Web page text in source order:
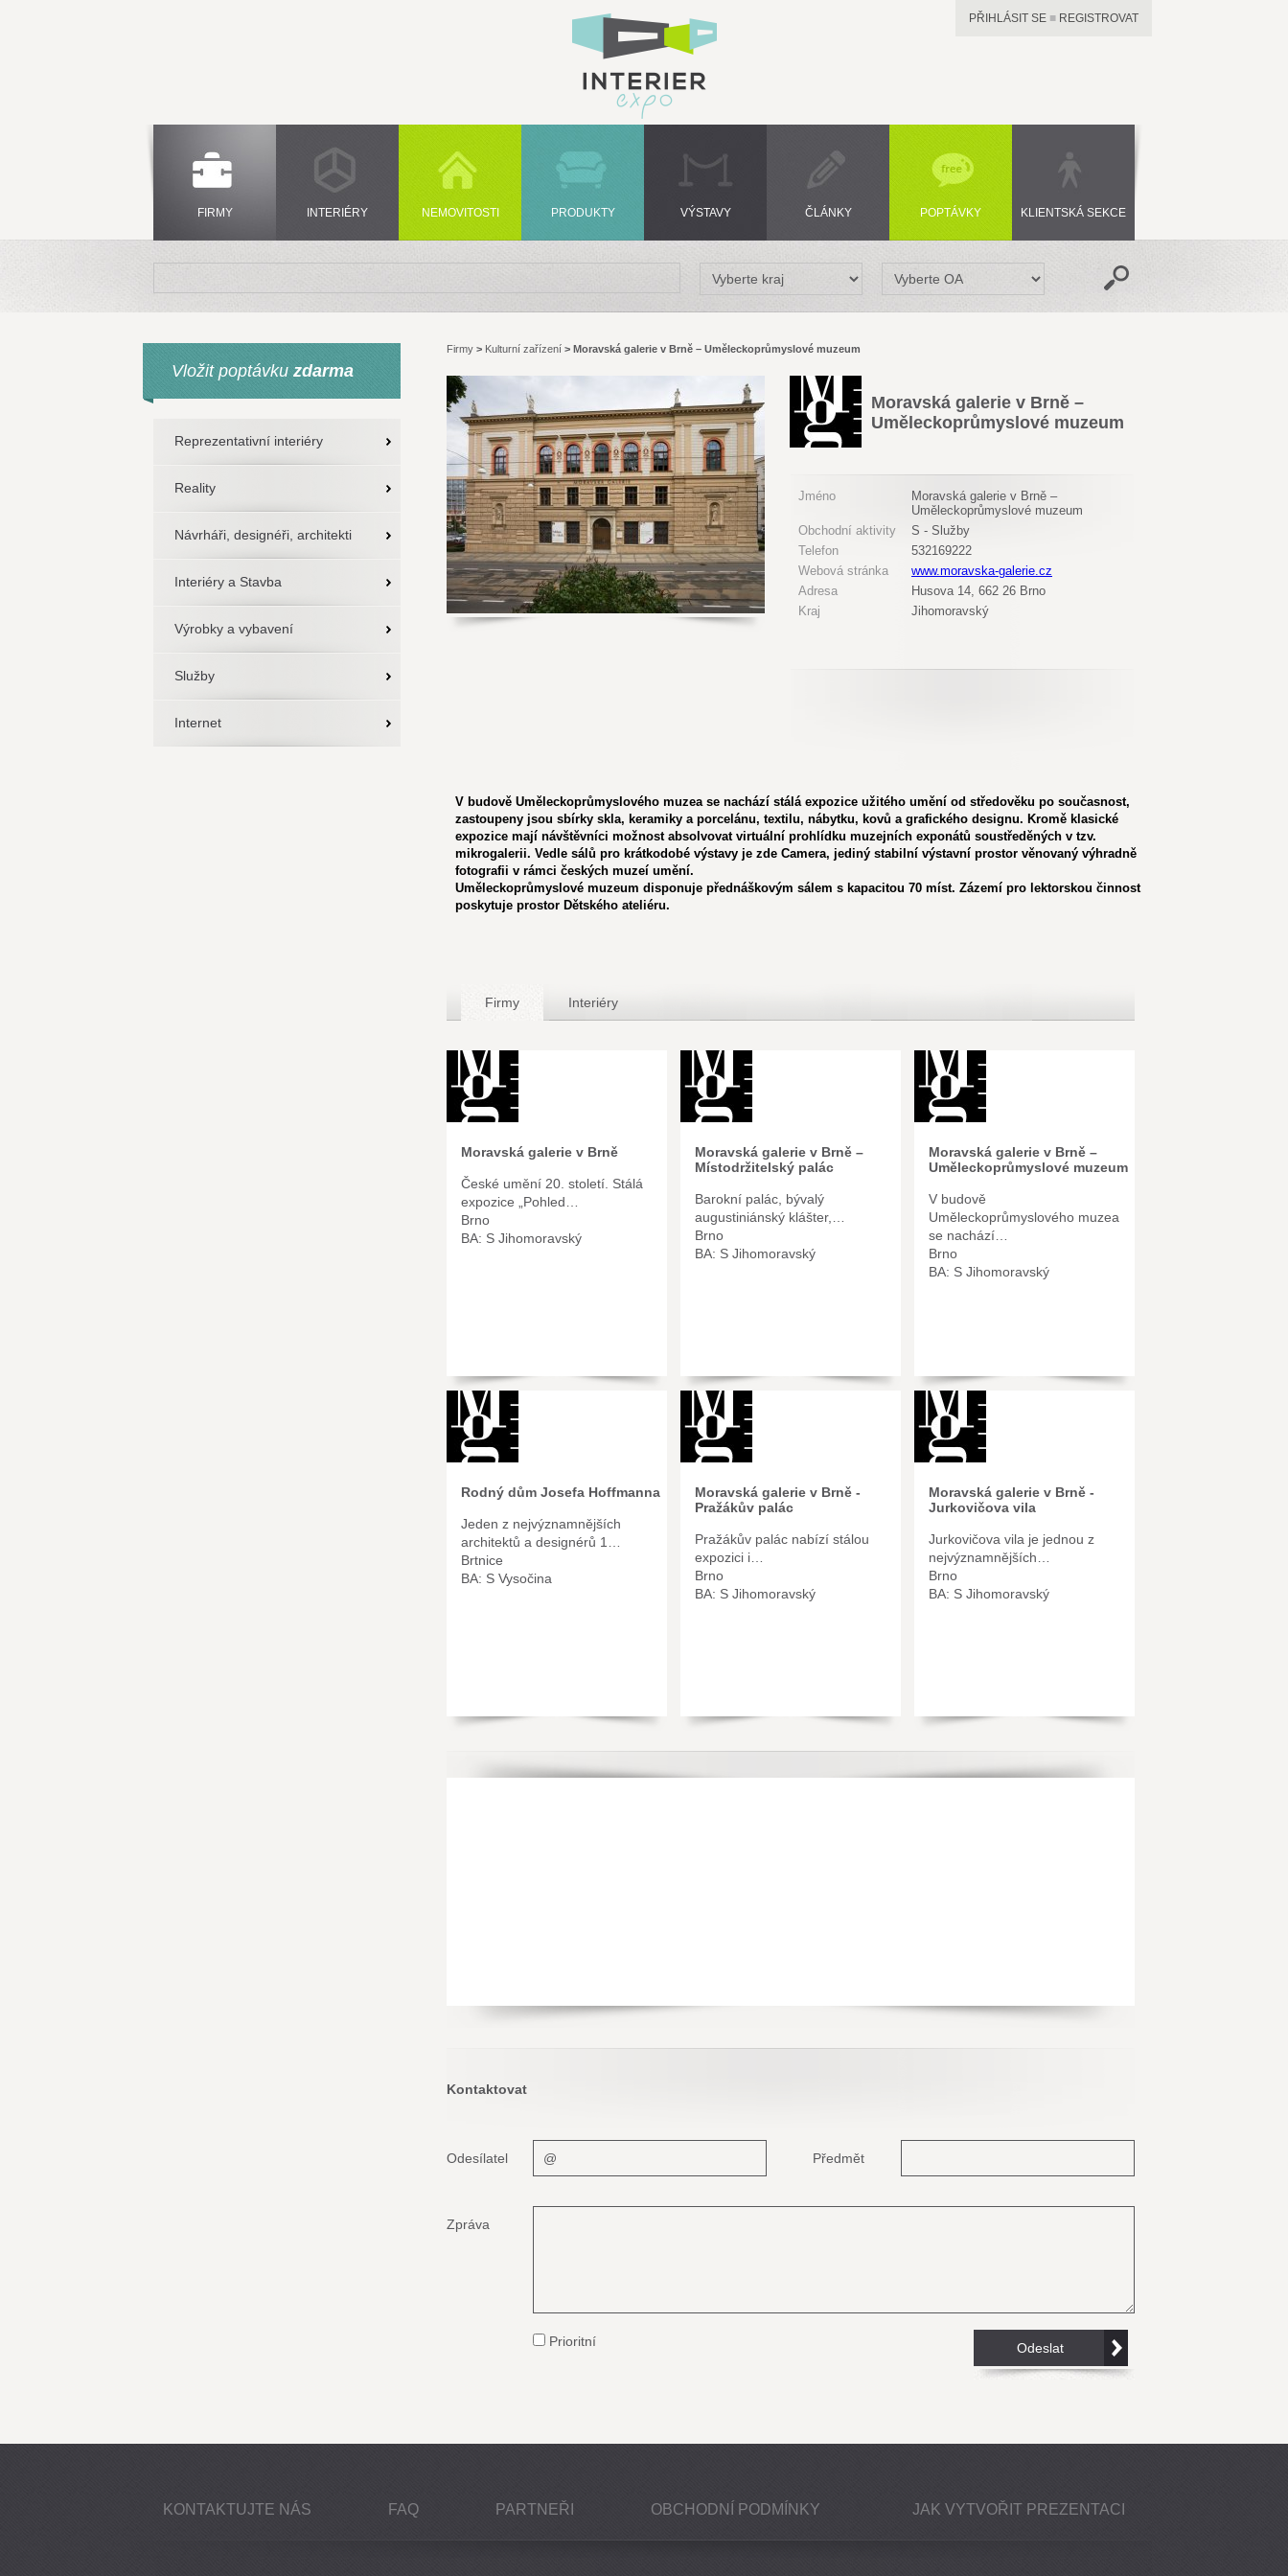
PŘIHLÁSIT SE ■ REGISTROVAT
FIRMY INTERIÉRY NEMOVITOSTI PRODUKTY VÝSTAVY ČLÁNKY POPTÁVKY KLIENTSKÁ SEKCE
Vložit poptávku zdarma
Reprezentativní interiéry
Reality
Návrháři, designéři, architekti
Interiéry a Stavba
Výrobky a vybavení
Služby
Internet
Firmy > Kulturní zařízení > Moravská galerie v Brně – Uměleckoprůmyslové muzeum
Moravská galerie v Brně –
Uměleckoprůmyslové muzeum
Jméno
Moravská galerie v Brně –
Uměleckoprůmyslové muzeum
Obchodní aktivity
S - Služby
Telefon
532169222
Webová stránka
www.moravska-galerie.cz
Adresa
Husova 14, 662 26 Brno
Kraj
Jihomoravský
V budově Uměleckoprůmyslového muzea se nachází stálá expozice užitého umění od středověku po současnost,
zastoupeny jsou sbírky skla, keramiky a porcelánu, textilu, nábytku, kovů a grafického designu. Kromě klasické
expozice mají návštěvníci možnost absolvovat virtuální prohlídku muzejních exponátů soustředěných v tzv.
mikrogalerii. Vedle sálů pro krátkodobé výstavy je zde Camera, jediný stabilní výstavní prostor věnovaný výhradně
fotografii v rámci českých muzeí umění.
Uměleckoprůmyslové muzeum disponuje přednáškovým sálem s kapacitou 70 míst. Zázemí pro lektorskou činnost
poskytuje prostor Dětského ateliéru.
Firmy Interiéry
Moravská galerie v Brně
České umění 20. století. Stálá
expozice „Pohled…
Brno
BA: S Jihomoravský
Moravská galerie v Brně –
Místodržitelský palác
Barokní palác, bývalý
augustiniánský klášter,…
Brno
BA: S Jihomoravský
Moravská galerie v Brně –
Uměleckoprůmyslové muzeum
V budově
Uměleckoprůmyslového muzea
se nachází…
Brno
BA: S Jihomoravský
Rodný dům Josefa Hoffmanna
Jeden z nejvýznamnějších
architektů a designérů 1…
Brtnice
BA: S Vysočina
Moravská galerie v Brně -
Pražákův palác
Pražákův palác nabízí stálou
expozici i…
Brno
BA: S Jihomoravský
Moravská galerie v Brně -
Jurkovičova vila
Jurkovičova vila je jednou z
nejvýznamnějších…
Brno
BA: S Jihomoravský
Kontaktovat
Odesílatel Předmět
Zpráva
Prioritní
KONTAKTUJTE NÁS FAQ PARTNEŘI OBCHODNÍ PODMÍNKY JAK VYTVOŘIT PREZENTACI